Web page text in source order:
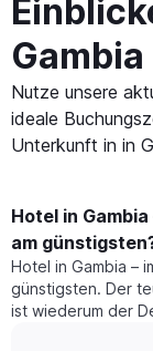
Gambia
Nutze unsere
ideale
Unterkunft in in
Hotel in
am
Hotel in Gambia –
günstigsten. Der
ist wiederum der